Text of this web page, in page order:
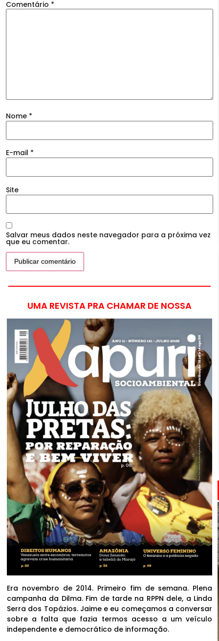
Comentário *
Nome *
E-mail *
Site
Salvar meus dados neste navegador para a próxima vez
que eu comentar.
UMA REVISTA PRA CHAMAR DE NOSSA
Era novembro de 2014. Primeiro fim de semana. Plena
campanha da Dilma. Fim de tarde na RPPN dele, a Linda
Serra dos Topázios. Jaime e eu começamos a conversar
sobre a falta que fazia termos acesso a um veículo
independente e democrático de informação.